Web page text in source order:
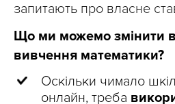
запитають про власне
Що ми можемо змінити в
вивчення математики?
Оскільки чимало
онлайн, треба